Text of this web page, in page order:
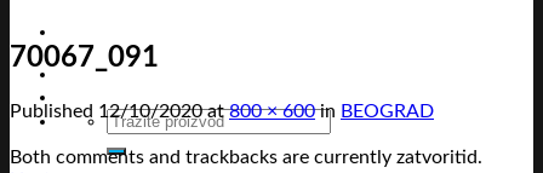
Pretraga
70067_091
Published 12/10/2020at800 × 600in BEOGRAD
Both comments and trackbacks are currently zatvoritid.